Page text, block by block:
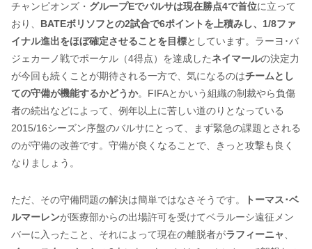
チャンピオンズ・ グループEでバルサは現在勝点4で首位に立って
おり、 BATEボリソフとの2試合で6ポイントを上積みし、1/8ファ
イナル進出をほぼ確定させることを目標としています。ラーヨ･バ
ジェカーノ戦でポーケル（4得点）を達成したネイマールの決定力
が今回も続くことが期待される一方で、気になるのはチームとし
ての守備が機能するかどうか。FIFAとかいう組織の制裁やら負傷
者の続出などによって、例年以上に苦しい道のりとなっている
2015/16シーズン序盤のバルサにとって、まず緊急の課題とされる
のが守備の改善です。守備が良くなることで、きっと攻撃も良く
なりましょう。
ただ、その守備問題の解決は簡単ではなさそうです。
トーマス･ベ
ルマーレンが医療部からの出場許可を受けてベラルーシ遠征メン
バーに入ったこと、それによって現在の離脱者がラフィーニャ